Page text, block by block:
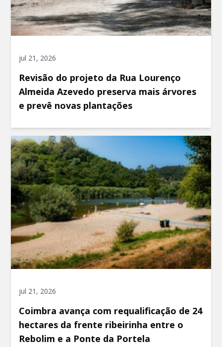
jul 21, 2026
Revisão do projeto da Rua Lourenço
Almeida Azevedo preserva mais árvores
e prevê novas plantações
jul 21, 2026
Coimbra avança com requalificação de 24
hectares da frente ribeirinha entre o
Rebolim e a Ponte da Portela